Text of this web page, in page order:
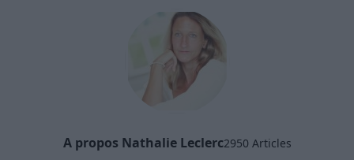
A propos Nathalie Leclerc2950 Articles